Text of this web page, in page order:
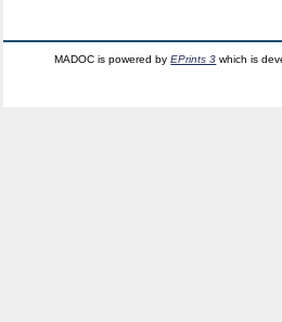
MADOC is powered byEPrints 3 which is